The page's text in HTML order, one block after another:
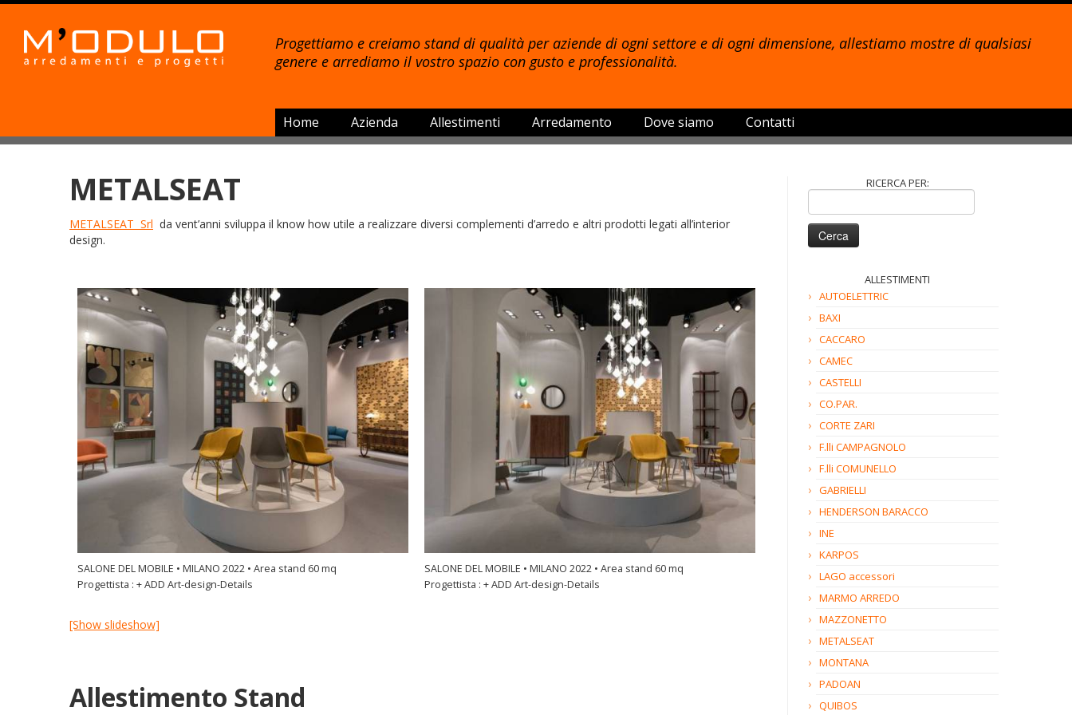
Progettiamo e creiamo stand di qualità per aziende di ogni settore e di ogni dimensione, allestiamo mostre di qualsiasi
genere e arrediamo il vostro spazio con gusto e professionalità.
Home Azienda Allestimenti Arredamento Dove siamo Contatti
METALSEAT
METALSEAT Srl da vent’anni sviluppa il know how utile a realizzare diversi complementi d’arredo e altri prodotti legati all’interior
design.
SALONE DEL MOBILE • MILANO 2022 • Area stand 60 mq
Progettista : + ADD Art-design-Details
SALONE DEL MOBILE • MILANO 2022 • Area stand 60 mq
Progettista : + ADD Art-design-Details
[Show slideshow]
Allestimento Stand
RICERCA PER:
Ricerca
per:
ALLESTIMENTI
AUTOELETTRIC
BAXI
CACCARO
CAMEC
CASTELLI
CO.PAR.
CORTE ZARI
F.lli CAMPAGNOLO
F.lli COMUNELLO
GABRIELLI
HENDERSON BARACCO
INE
KARPOS
LAGO accessori
MARMO ARREDO
MAZZONETTO
METALSEAT
MONTANA
PADOAN
QUIBOS